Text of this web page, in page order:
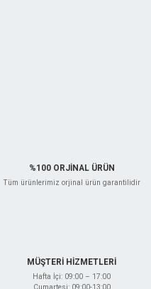
%100 ORJİNAL ÜRÜN
Tüm ürünlerimiz orjinal ürün garantilidir
MÜŞTERİ HİZMETLERİ
Hafta İçi: 09:00 – 17:00
Cumartesi: 09:00-13:00